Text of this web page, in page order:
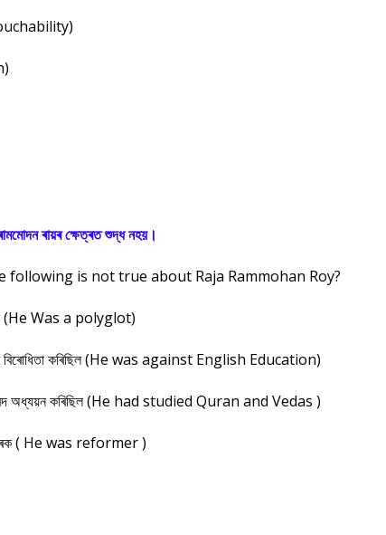
ৰায়ৰ ক্ষেত্ৰত শুদ্ধ নহয়।
following is not true about Raja Rammohan Roy?
(He Was a polyglot)
বিৰোধিতা কৰিছিল (He was against English Education)
অধ্যয়ন কৰিছিল (He had studied Quran and Vedas )
( He was reformer )